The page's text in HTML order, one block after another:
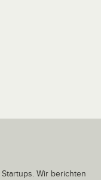
Wir berichten